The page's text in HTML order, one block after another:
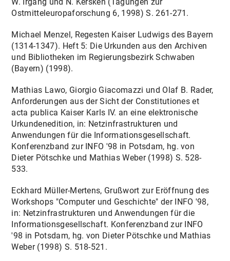
Ostmitteleuropaforschung 6, 1998) S. 261-271.
Michael Menzel, Regesten Kaiser Ludwigs des Bayern
(1314-1347). Heft 5: Die Urkunden aus den Archiven
und Bibliotheken im Regierungsbezirk Schwaben
(Bayern) (1998).
Mathias Lawo, Giorgio Giacomazzi und Olaf B. Rader,
Anforderungen aus der Sicht der Constitutiones et
acta publica Kaiser Karls IV. an eine elektronische
Urkundenedition, in: Netzinfrastrukturen und
Anwendungen für die Informationsgesellschaft.
Konferenzband zur INFO '98 in Potsdam, hg. von
Dieter Pötschke und Mathias Weber (1998) S. 528-
533.
Eckhard Müller-Mertens, Grußwort zur Eröffnung des
Workshops "Computer und Geschichte" der INFO '98,
in: Netzinfrastrukturen und Anwendungen für die
Informationsgesellschaft. Konferenzband zur INFO
'98 in Potsdam, hg. von Dieter Pötschke und Mathias
Weber (1998) S. 518-521.